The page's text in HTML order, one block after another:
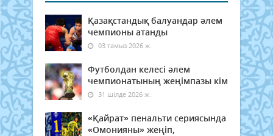
Қазақстандық балуандар әлем
чемпионы атанды
03 тамыз 2026 ж.
Футболдан келесі әлем
чемпионатының жеңімпазы кім
31 шілде 2026 ж.
«Қайрат» пенальти сериясында
«Омонияны» жеңіп,